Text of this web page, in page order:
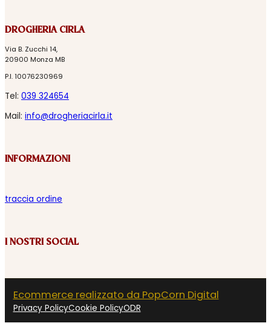
DROGHERIA CIRLA
Via B. Zucchi 14,
20900 Monza MB
P.I. 10076230969
Tel: 039 324654
Mail: info@drogheriacirla.it
INFORMAZIONI
traccia ordine
I NOSTRI SOCIAL
Ecommerce realizzato da PopCorn Digital
Privacy PolicyCookie PolicyODR